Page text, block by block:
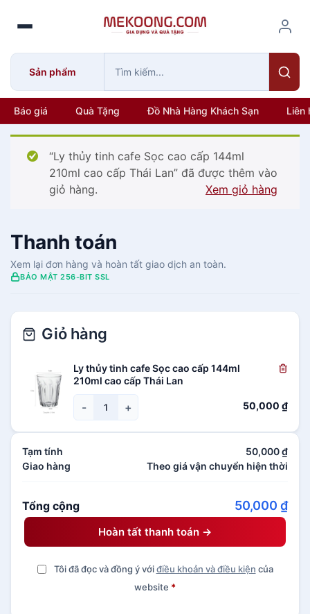
o
Sản phẩm
Báo giá Quà Tặng Đồ Nhà Hàng Khách Sạn Liên
“Ly thủy tinh cafe Sọc cao cấp 144ml
210ml cao cấp Thái Lan” đã được thêm vào
giỏ hàng.
Xem giỏ hàng
Thanh toán
Xem lại đơn hàng và hoàn tất giao dịch an toàn.
BẢO MẬT 256-BIT SSL
Giỏ hàng
Ly thủy tinh cafe Sọc cao cấp 144ml
210ml cao cấp Thái Lan
- + 50,000 ₫
Tạm tính 50,000₫
Giao hàng
Theo giá vận chuyển hiện thời
Tổng cộng 50,000 ₫
Hoàn tất thanh toán →
Tôi đã đọc và đồng ý vớiđiều khoản và điều kiện của
website *